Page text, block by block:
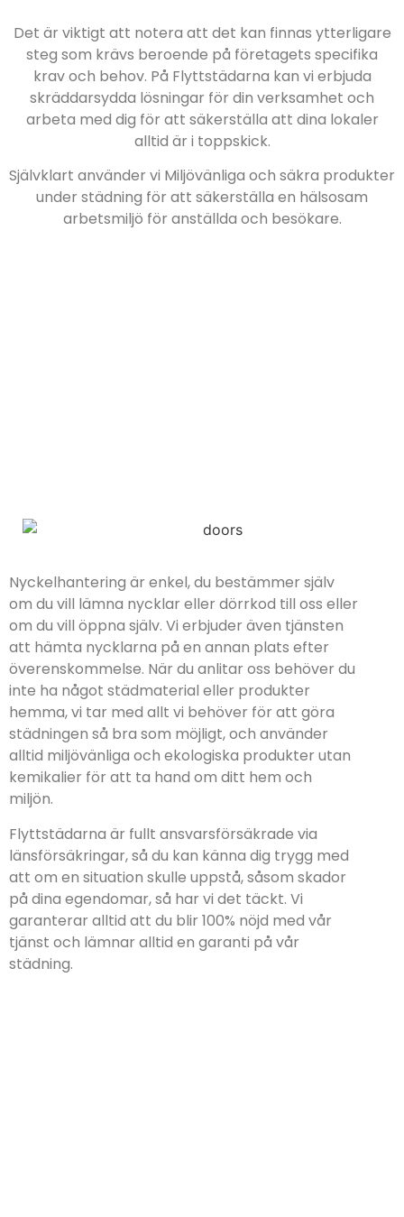
Det är viktigt att notera att det kan finnas ytterligare
steg som krävs beroende på företagets specifika
krav och behov. På Flyttstädarna kan vi erbjuda
skräddarsydda lösningar för din verksamhet och
arbeta med dig för att säkerställa att dina lokaler
alltid är i toppskick.
Självklart använder vi Miljövänliga och säkra produkter
under städning för att säkerställa en hälsosam
arbetsmiljö för anställda och besökare.
Nyckelhantering är enkel, du bestämmer själv
om du vill lämna nycklar eller dörrkod till oss eller
om du vill öppna själv. Vi erbjuder även tjänsten
att hämta nycklarna på en annan plats efter
överenskommelse. När du anlitar oss behöver du
inte ha något städmaterial eller produkter
hemma, vi tar med allt vi behöver för att göra
städningen så bra som möjligt, och använder
alltid miljövänliga och ekologiska produkter utan
kemikalier för att ta hand om ditt hem och
miljön.
Flyttstädarna är fullt ansvarsförsäkrade via
länsförsäkringar, så du kan känna dig trygg med
att om en situation skulle uppstå, såsom skador
på dina egendomar, så har vi det täckt. Vi
garanterar alltid att du blir 100% nöjd med vår
tjänst och lämnar alltid en garanti på vår
städning.